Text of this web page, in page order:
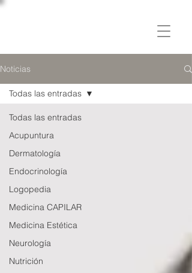
Noticias
Todas las entradas
Acupuntura
Dermatología
Endocrinología
Logopedia
Medicina CAPILAR
Medicina Estética
Neurología
Nutrición
Todas las entradas